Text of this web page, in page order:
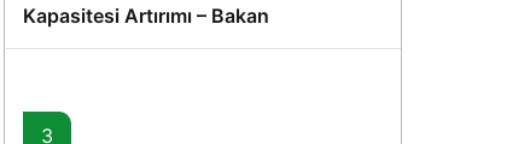
Kapasitesi Artırımı – Bakan
Memişoğlu’nun Ziyareti
3